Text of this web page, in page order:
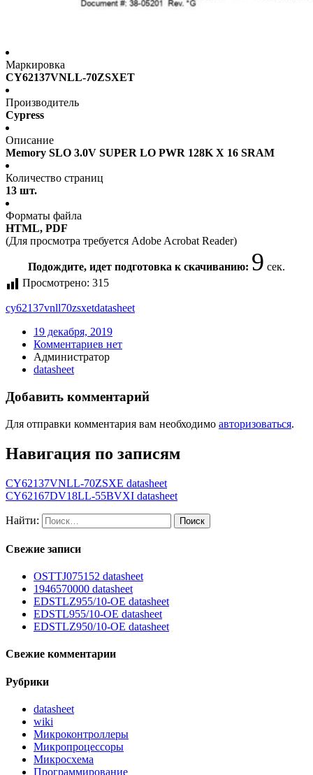
Маркировка
CY62137VNLL-70ZSXET
Производитель
Cypress
Описание
Memory SLO 3.0V SUPER LO PWR 128K X 16 SRAM
Количество страниц
13 шт.
Форматы файла
HTML, PDF
(Для просмотра требуется Adobe Acrobat Reader)
Подождите, идет подготовка к скачиванию: 9 сек.
Просмотрено: 315
cy62137vnll70zsxetdatasheet
19 декабря, 2019
Комментариев нет
Администратор
datasheet
Добавить комментарий
Для отправки комментария вам необходимо авторизоваться.
Навигация по записям
CY62137VNLL-70ZSXE datasheet
CY62167DV18LL-55BVXI datasheet
Найти:
Свежие записи
OSTTJ075152 datasheet
1946570000 datasheet
EDSTLZ955/10-OE datasheet
EDSTL955/10-OE datasheet
EDSTLZ950/10-OE datasheet
Свежие комментарии
Рубрики
datasheet
wiki
Микроконтроллеры
Микропроцессоры
Микросхема
Программирование